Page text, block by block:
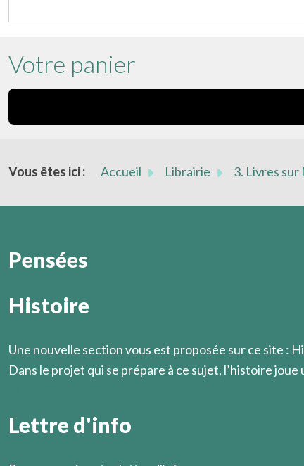
Votre panier
Vous êtes ici : Accueil Librairie 3. Livres
Pensées
Dans la mesure où le chrétien s’approche du
Histoire
Une nouvelle section vous est proposée sur ce site :
Dans le projet qui se prépare à ce sujet, l’histoire joue
Lettre d'info